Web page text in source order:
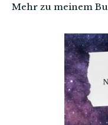
Mehr zu meinem